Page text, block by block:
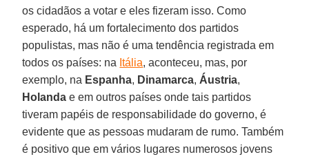
os cidadãos a votar e eles fizeram isso. Como
esperado, há um fortalecimento dos partidos
populistas, mas não é uma tendência registrada em
todos os países: na Itália, aconteceu, mas, por
exemplo, na Espanha, Dinamarca, Áustria,
Holanda e em outros países onde tais partidos
tiveram papéis de responsabilidade do governo, é
evidente que as pessoas mudaram de rumo. Também
é positivo que em vários lugares numerosos jovens